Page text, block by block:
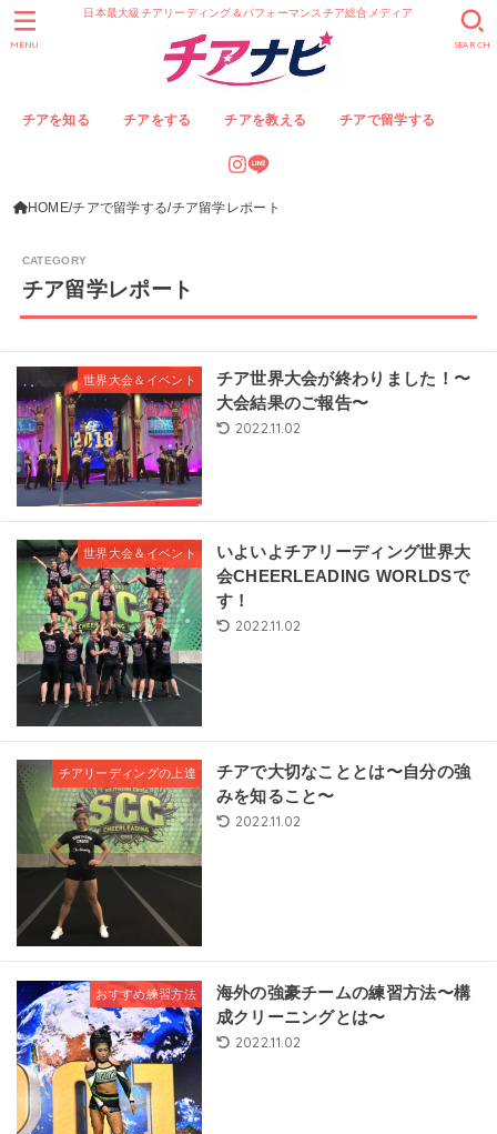
日本最大級チアリーディング＆パフォーマンスチア総合メディア
チアを知る チアをする チアを教える チアで留学する
SEARCH
MENU
HOME チアで留学する チア留学レポート
チア留学レポート
世界大会＆イベント
チア世界大会が終わりました！〜
大会結果のご報告〜
2022.11.02
世界大会＆イベント
いよいよチアリーディング世界大
会CHEERLEADING WORLDSで
す！
2022.11.02
チアリーディングの上達
チアで大切なこととは〜自分の強
みを知ること〜
2022.11.02
おすすめ練習方法
海外の強豪チームの練習方法〜構
成クリーニングとは〜
2022.11.02